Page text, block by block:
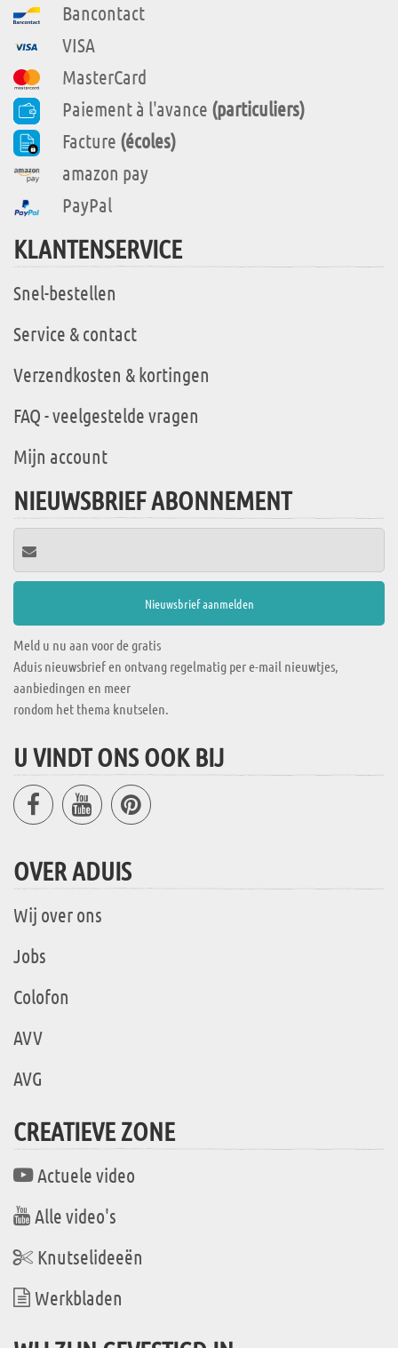
Bancontact
VISA
MasterCard
Paiement à l'avance (particuliers)
Facture (écoles)
amazon pay
PayPal
KLANTENSERVICE
Snel-bestellen
Service & contact
Verzendkosten & kortingen
FAQ - veelgestelde vragen
Mijn account
NIEUWSBRIEF ABONNEMENT
Meld u nu aan voor de gratis
Aduis nieuwsbrief en ontvang regelmatig per e-mail nieuwtjes,
aanbiedingen en meer
rondom het thema knutselen.
U VINDT ONS OOK BIJ
OVER ADUIS
Wij over ons
Jobs
Colofon
AVV
AVG
CREATIEVE ZONE
Actuele video
Alle video's
Knutselideeën
Werkbladen